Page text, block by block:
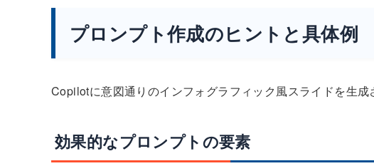
プロンプト作成のヒントと具体例
Copilotに意図通りのインフォグラフィック風スライドを生成
効果的なプロンプトの要素